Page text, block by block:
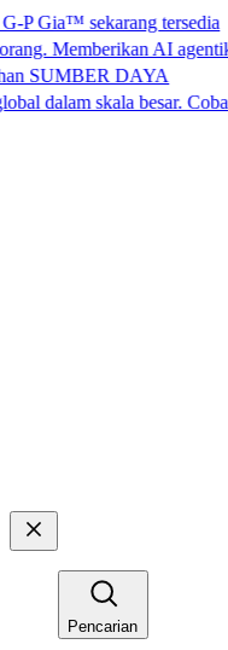
Gia™ sekarang tersedia
Memberikan AI agentik
SUMBER DAYA
skala besar. Coba
Pencarian​​